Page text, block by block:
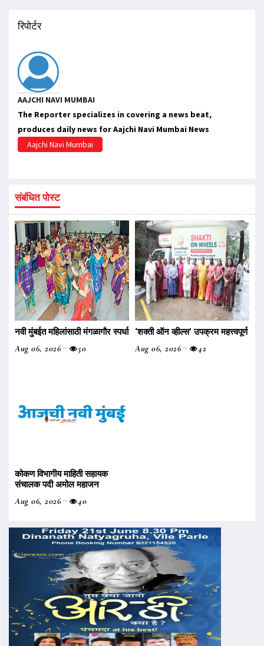
रिपोर्टर
AAJCHI NAVI MUMBAI
The Reporter specializes in covering a news beat,
produces daily news for Aajchi Navi Mumbai News
Aajchi Navi Mumbai
संबंधित पोस्ट
नवी मुंबईत महिलांसाठी मंगळागौर स्पर्धा
Aug 06, 2026
50
‌‘शक्ती ऑन व्हील्स‌’ उपक्रम महत्त्वपूर्ण
Aug 06, 2026
42
कोकण विभागीय माहिती सहायक
संचालक पदी अमोल महाजन
Aug 06, 2026
40